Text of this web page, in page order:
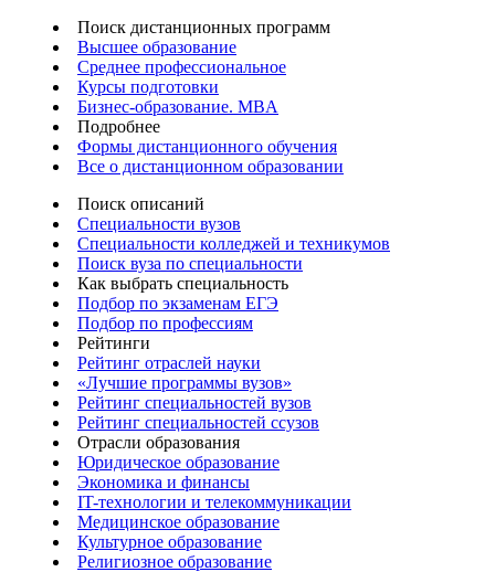
Поиск дистанционных программ
Высшее образование
Среднее профессиональное
Курсы подготовки
Бизнес-образование. MBA
Подробнее
Формы дистанционного обучения
Все о дистанционном образовании
Поиск описаний
Специальности вузов
Специальности колледжей и техникумов
Поиск вуза по специальности
Как выбрать специальность
Подбор по экзаменам ЕГЭ
Подбор по профессиям
Рейтинги
Рейтинг отраслей науки
«Лучшие программы вузов»
Рейтинг специальностей вузов
Рейтинг специальностей ссузов
Отрасли образования
Юридическое образование
Экономика и финансы
IT-технологии и телекоммуникации
Медицинское образование
Культурное образование
Религиозное образование